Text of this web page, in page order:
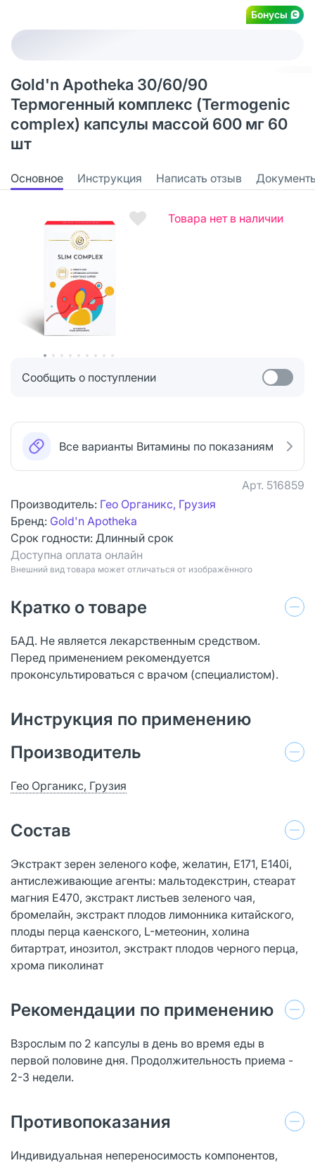
Бонусы
Gold'n Apotheka 30/60/90
Термогенный комплекс (Termogenic
complex) капсулы массой 600 мг 60
шт
Основное Инструкция Написать отзыв
Товара нет в наличии
Сообщить о поступлении
Все варианты Витамины по показаниям
Арт. 516859
Производитель: Гео Органикс, Грузия
Бренд: Gold'n Apotheka
Срок годности: Длинный срок
Доступна оплата онлайн
Bнешний вид товара может отличаться от изображённого
Кратко о товаре
БАД. Не является лекарственным средством.
Перед применением рекомендуется
проконсультироваться с врачом (специалистом).
Инструкция по применению
Производитель
Гео Органикс, Грузия
Состав
Экстракт зерен зеленого кофе, желатин, Е171, Е140i,
антислеживающие агенты: мальтодекстрин, стеарат
магния Е470, экстракт листьев зеленого чая,
бромелайн, экстракт плодов лимонника китайского,
плоды перца каенского, L-метеонин, холина
битартрат, инозитол, экстракт плодов черного перца,
хрома пиколинат
Рекомендации по применению
Взрослым по 2 капсулы в день во время еды в
первой половине дня. Продолжительность приема -
2-3 недели.
Противопоказания
Индивидуальная непереносимость компонентов,